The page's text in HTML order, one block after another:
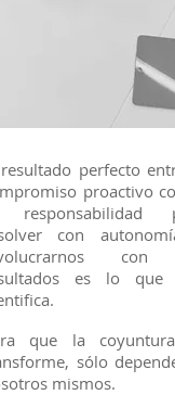
perfecto
proactivo
responsabilidad
con
con
es lo que
que la
sólo
mismos.